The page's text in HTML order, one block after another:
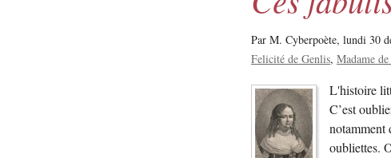
Par M. Cyberpoète,lundi 30
Felicité de Genlis Madame
L'histoire
C’est
notamment
oubliettes.